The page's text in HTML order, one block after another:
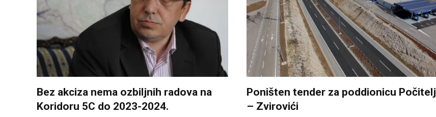
Bez akciza nema ozbiljnih radova na
Koridoru 5C do 2023-2024.
Poništen tender za poddionicu Počitelj
– Zvirovići